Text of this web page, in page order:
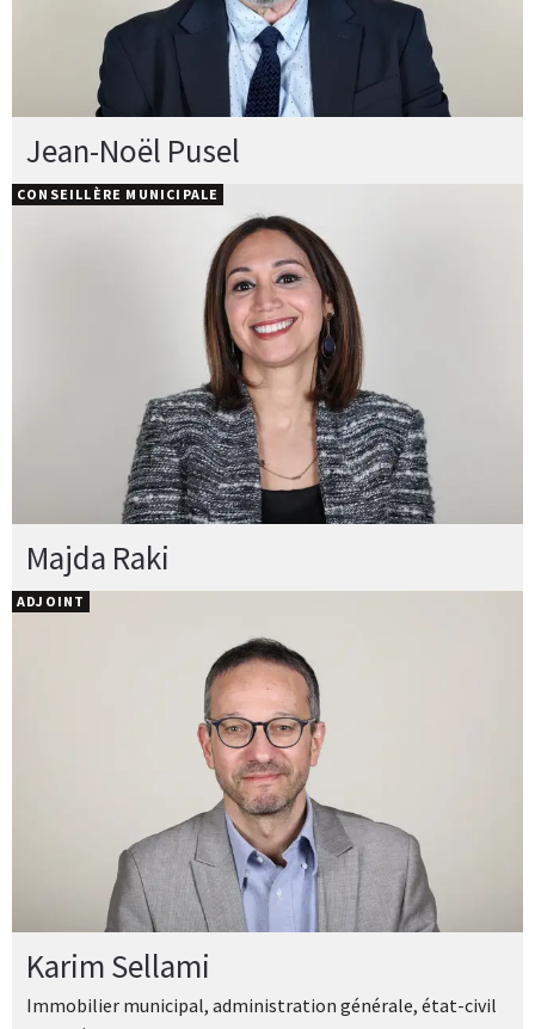
Jean-Noël Pusel
Majda Raki
CONSEILLÈRE MUNICIPALE
Karim Sellami
Immobilier municipal, administration générale, état-civil
ADJOINT